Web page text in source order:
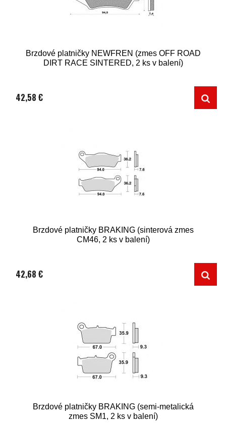
Brzdové platničky NEWFREN (zmes OFF ROAD
DIRT RACE SINTERED, 2 ks v balení)
42,58 €
Brzdové platničky BRAKING (sinterová zmes
CM46, 2 ks v balení)
42,68 €
Brzdové platničky BRAKING (semi-metalická
zmes SM1, 2 ks v balení)